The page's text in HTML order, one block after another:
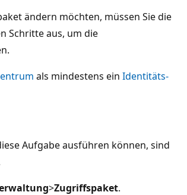
ändern möchten, müssen Sie die
Schritte aus, um die
als mindestens ein Identitäts-
Aufgabe ausführen können, sind
>Zugriffspaket.